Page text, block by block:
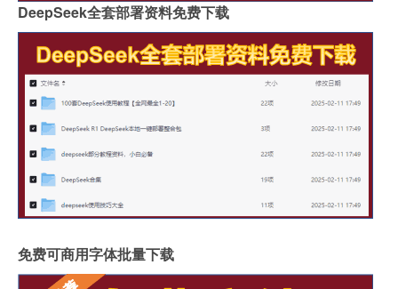
DeepSeek全套部署资料免费下载
免费可商用字体批量下载